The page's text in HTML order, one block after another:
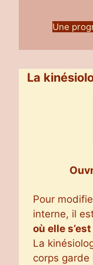
Une
La
Pour
interne, il
où elle
La
corps garde